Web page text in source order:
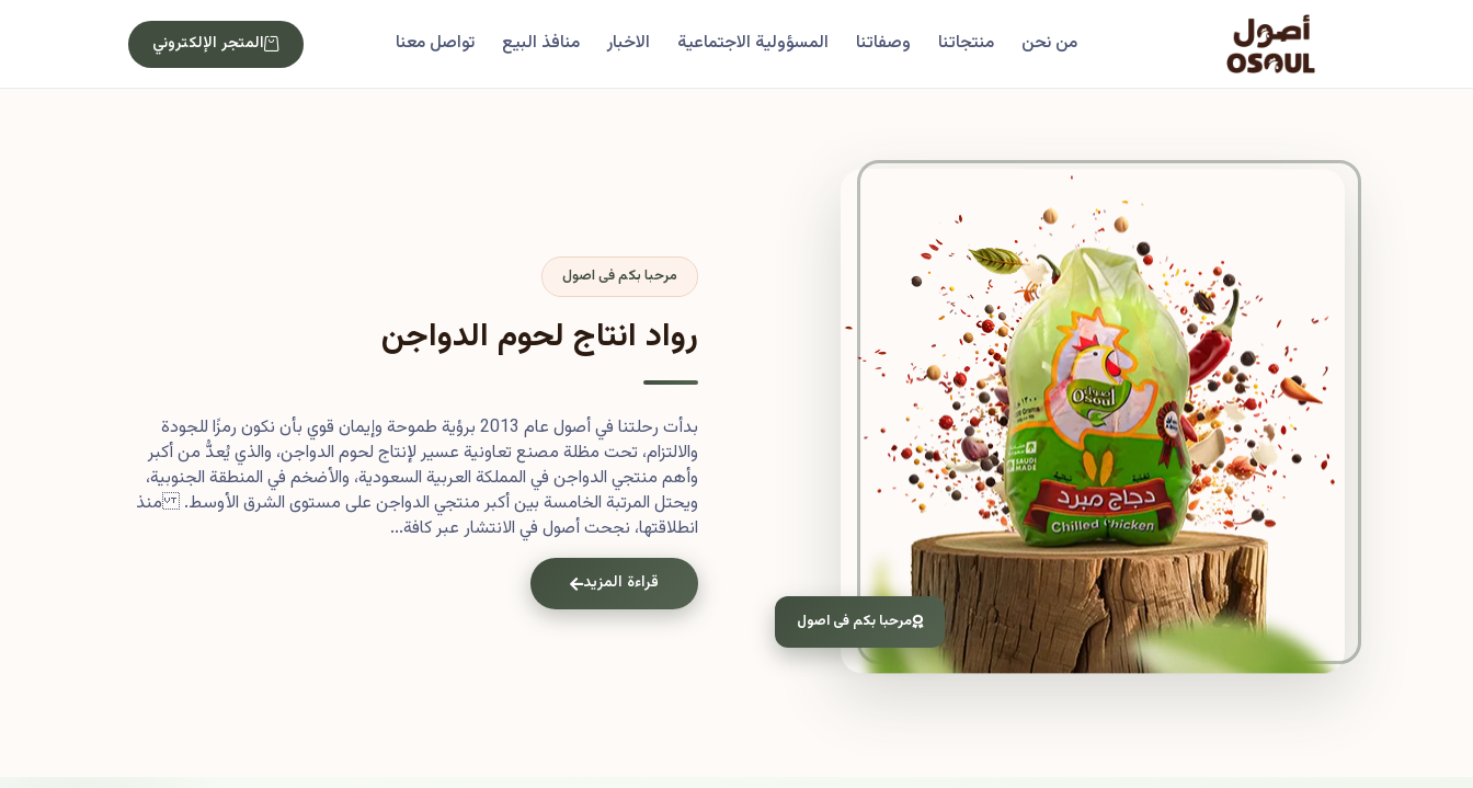
من نحن منتجاتنا وصفاتنا المسؤولية الاجتماعية الاخبار منافذ البيع تواصل معنا المتجر الإلكتروني
مرحبا بكم فى اصول
مرحبا بكم فى اصول
رواد انتاج لحوم الدواجن
بدأت رحلتنا في أصول عام 2013 برؤية طموحة وإيمان قوي بأن نكون رمزًا للجودة
والالتزام، تحت مظلة مصنع تعاونية عسير لإنتاج لحوم الدواجن، والذي يُعدُّ من أكبر
وأهم منتجي الدواجن في المملكة العربية السعودية، والأضخم في المنطقة الجنوبية،
ويحتل المرتبة الخامسة بين أكبر منتجي الدواجن على مستوى الشرق الأوسط. منذ
انطلاقتها، نجحت أصول في الانتشار عبر كافة...
قراءة المزيد